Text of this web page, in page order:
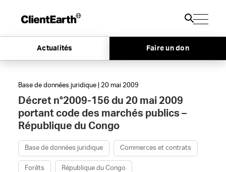
Actualités Faire un don
Base de données juridique | 20 mai 2009
Décret n°2009-156 du 20 mai 2009
portant code des marchés publics –
République du Congo
Base de données juridique Commerces et contrats
Forêts République du Congo